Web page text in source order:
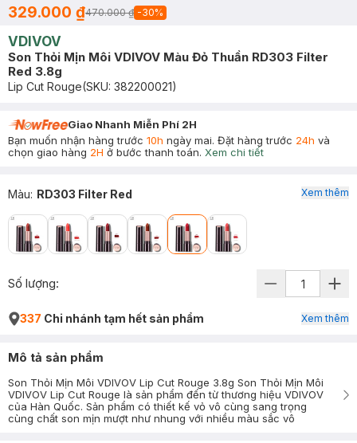
329.000 ₫470.000 ₫ -30%
VDIVOV
Son Thỏi Mịn Môi VDIVOV Màu Đỏ Thuần RD303 Filter
Red 3.8g
Lip Cut Rouge(SKU: 382200021)
Giao Nhanh Miễn Phí 2H
Bạn muốn nhận hàng trước 10h ngày mai. Đặt hàng trước 24h và
chọn giao hàng 2H ở bước thanh toán. Xem chi tiết
Màu: RD303 Filter Red Xem thêm
Số lượng:
337 Chi nhánh tạm hết sản phẩm Xem thêm
Mô tả sản phẩm
Son Thỏi Mịn Môi VDIVOV Lip Cut Rouge 3.8g Son Thỏi Mịn Môi
VDIVOV Lip Cut Rouge là sản phẩm đến từ thương hiệu VDIVOV
của Hàn Quốc. Sản phẩm có thiết kế vỏ vô cùng sang trọng
cùng chất son mịn mượt như nhung với nhiều màu sắc vô